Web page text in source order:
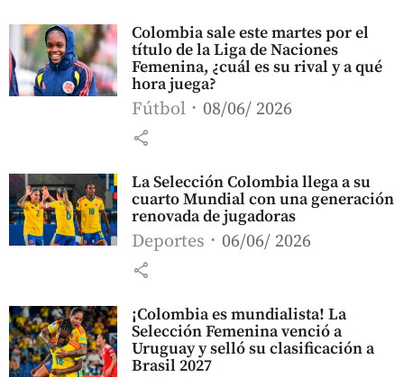
Colombia sale este martes por el
título de la Liga de Naciones
Femenina, ¿cuál es su rival y a qué
hora juega?
Fútbol 08/06/ 2026
share
La Selección Colombia llega a su
cuarto Mundial con una generación
renovada de jugadoras
Deportes 06/06/ 2026
share
¡Colombia es mundialista! La
Selección Femenina venció a
Uruguay y selló su clasificación a
Brasil 2027